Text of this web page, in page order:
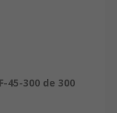
45-300 de 300